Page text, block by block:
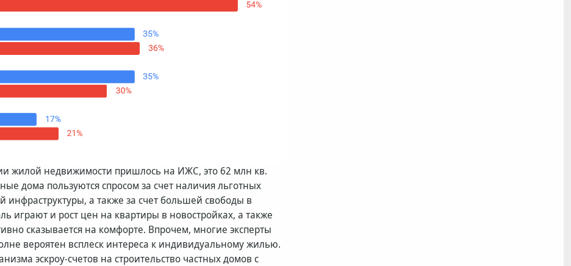
жилой недвижимости пришлось на ИЖС, это 62 млн кв.
дома пользуются спросом за счет наличия льготных
а также за счет большей свободы в
и рост цен на квартиры в новостройках, а также
сказывается на комфорте. Впрочем, многие эксперты
вероятен всплеск интереса к индивидуальному жилью.
эскроу-счетов на строительство частных домов с